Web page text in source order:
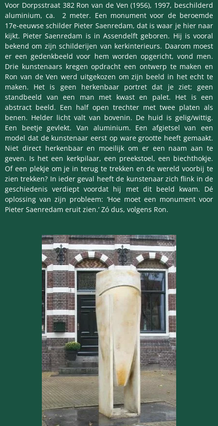
Voor Dorpsstraat 382 Ron van de Ven (1956), 1997, beschilderd
aluminium, ca. 2 meter. Een monument voor de beroemde
17e-eeuwse schilder Pieter Saenredam, dat is waar je hier naar
kijkt. Pieter Saenredam is in Assendelft geboren. Hij is vooral
bekend om zijn schilderijen van kerkinterieurs. Daarom moest
er een gedenkbeeld voor hem worden opgericht, vond men.
Drie kunstenaars kregen opdracht een ontwerp te maken en
Ron van de Ven werd uitgekozen om zijn beeld in het echt te
maken. Het is geen herkenbaar portret dat je ziet; geen
standbeeld van een man met kwast en palet. Het is een
abstract beeld. Een half open trechter met twee platen als
benen. Helder licht valt van bovenin. De huid is gelig/wittig.
Een beetje gevlekt. Van aluminium. Een afgietsel van een
model dat de kunstenaar eerst op ware grootte heeft gemaakt.
Niet direct herkenbaar en moeilijk om er een naam aan te
geven. Is het een kerkpilaar, een preekstoel, een biechthokje.
Of een plekje om je in terug te trekken en de wereld voorbij te
zien trekken? In ieder geval heeft de kunstenaar zich flink in de
geschiedenis verdiept voordat hij met dit beeld kwam. Dé
oplossing van zijn probleem: ‘Hoe moet een monument voor
Pieter Saenredam eruit zien.’ Zó dus, volgens Ron.